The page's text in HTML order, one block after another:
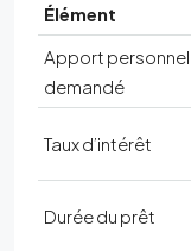
Élément
Apport personnel
demandé
Taux d’intérêt
Durée du prêt